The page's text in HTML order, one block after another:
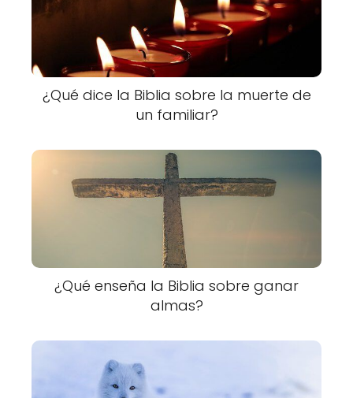
¿Qué dice la Biblia sobre la muerte de
un familiar?
¿Qué enseña la Biblia sobre ganar
almas?